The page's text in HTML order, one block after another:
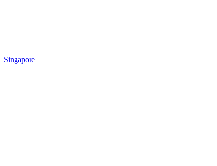
Singapore